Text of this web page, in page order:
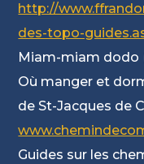
http://
des-topo-
Miam-miam dodo
Où manger et
de St-Jacques de
Guides sur les